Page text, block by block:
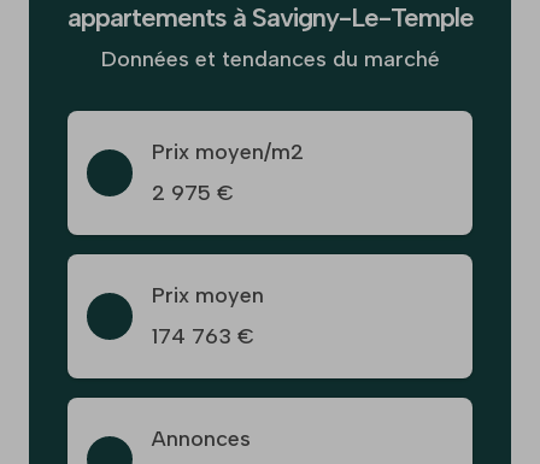
appartements à Savigny-Le-Temple
Données et tendances du marché
Prix moyen/m2
2 975 €
Prix moyen
174 763 €
Annonces